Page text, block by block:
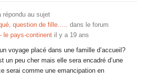
répondu au sujet
question de fille….. dans le forum
le pays-continent il y a 19 ans
voyage placé dans une famille d’accueil?
un peu cher mais elle sera encadré d’une
serai comme une emancipation en